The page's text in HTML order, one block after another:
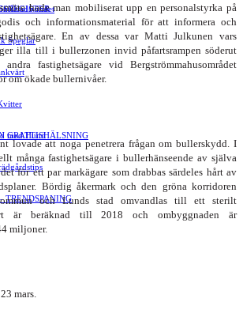
Speglar
med Hund
TRENDSPANING
GRATTISHÄLSNING
hade man mobiliserat upp en personalstyrka på
och informations­material för att informera och
En av dessa var Matti Julkunen vars
illa till i bullerzonen invid påfartsrampen söderut
fastighetsägare vid Bergström­mahusområdet
om ökade bullernivåer.
lovade att noga penetrera frågan om bullerskydd. I
många fastighetsägare i bullerhänseende av själva
för ett par markägare som drabbas särdeles hårt av
Bördig åkermark och den gröna korridoren
och Lunds stad omvandlas till ett sterilt
är beräknad till 2018 och ombyggnaden är
miljoner.
mars.